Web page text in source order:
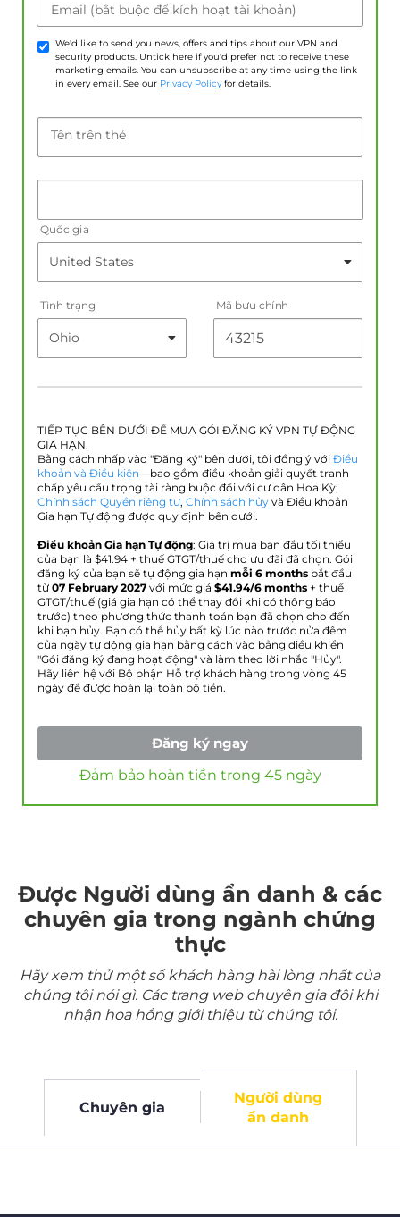
Email (bắt buộc để kích hoạt tài khoản)
We'd like to send you news, offers and tips about our VPN and
security products. Untick here if you'd prefer not to receive these
marketing emails. You can unsubscribe at any time using the link
in every email. See our Privacy Policy for details.
Tên trên thẻ
Quốc gia
Tình trạng Mã bưu chính
TIẾP TỤC BÊN DƯỚI ĐỂ MUA GÓI ĐĂNG KÝ VPN TỰ ĐỘNG
GIA HẠN.
Bằng cách nhấp vào "Đăng ký" bên dưới, tôi đồng ý với Điều
khoản và Điều kiện—bao gồm điều khoản giải quyết tranh
chấp yêu cầu trọng tài ràng buộc đối với cư dân Hoa Kỳ;
Chính sách Quyền riêng tư, Chính sách hủy và Điều khoản
Gia hạn Tự động được quy định bên dưới.
Điều khoản Gia hạn Tự động: Giá trị mua ban đầu tối thiểu
của bạn là $41.94 + thuế GTGT/thuế cho ưu đãi đã chọn. Gói
đăng ký của bạn sẽ tự động gia hạn mỗi 6 months bắt đầu
từ 07 February 2027 với mức giá $41.94/6 months + thuế
GTGT/thuế (giá gia hạn có thể thay đổi khi có thông báo
trước) theo phương thức thanh toán bạn đã chọn cho đến
khi bạn hủy. Bạn có thể hủy bất kỳ lúc nào trước nửa đêm
của ngày tự động gia hạn bằng cách vào bảng điều khiển
"Gói đăng ký đang hoạt động" và làm theo lời nhắc "Hủy".
Hãy liên hệ với Bộ phận Hỗ trợ khách hàng trong vòng 45
ngày để được hoàn lại toàn bộ tiền.
Đăng ký ngay
Đảm bảo hoàn tiền trong 45 ngày
Được Người dùng ẩn danh & các
chuyên gia trong ngành chứng
thực
Hãy xem thử một số khách hàng hài lòng nhất của
chúng tôi nói gì. Các trang web chuyên gia đôi khi
nhận hoa hồng giới thiệu từ chúng tôi.
Chuyên gia
Người dùng
ẩn danh